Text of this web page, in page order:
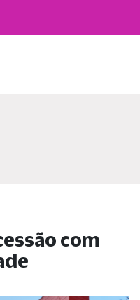
com